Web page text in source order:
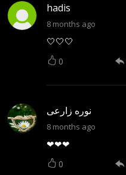
hadis
8 months ago
🤍🤍🤍
0
نوره زارعی
8 months ago
❤❤❤
0